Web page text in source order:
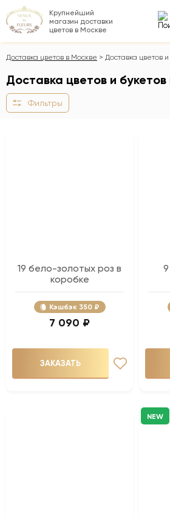
Крупнейший
магазин доставки
цветов в Москве
Доставка цветов в Москве Доставка цветов
Доставка цветов и
Фильтры
19 бело-золотых роз в
коробке
Кэшбэк 350 ₽
7 090 ₽
ЗАКАЗАТЬ
NEW